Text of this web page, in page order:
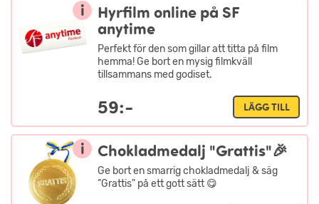
i
Hyrfilm online på SF
anytime
Perfekt för den som gillar att titta på film
hemma! Ge bort en mysig filmkväll
tillsammans med godiset.
59:- LÄGG TILL
i Chokladmedalj "Grattis"🎉
Ge bort en smarrig chokladmedalj & säg
”Grattis" på ett gott sätt 😋